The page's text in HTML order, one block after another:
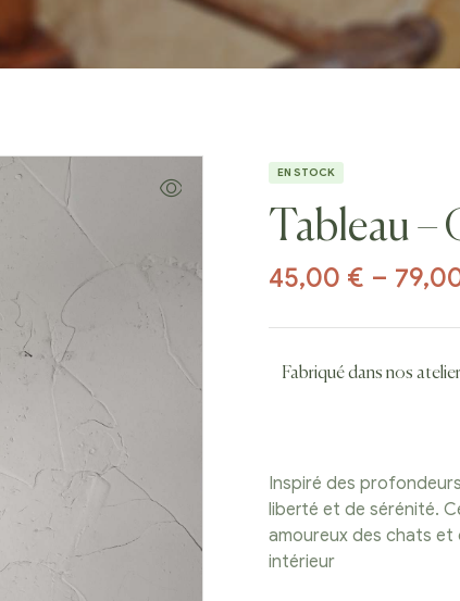
EN STOCK
Tableau –
45,00 € –
Fabriqué dans nos
Inspiré des
liberté et de sérénité.
amoureux des chats
intérieur